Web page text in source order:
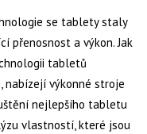
se tablety staly
přenosnost a výkon. Jak
tabletů
nabízejí výkonné stroje
nejlepšího tabletu
vlastností, které jsou